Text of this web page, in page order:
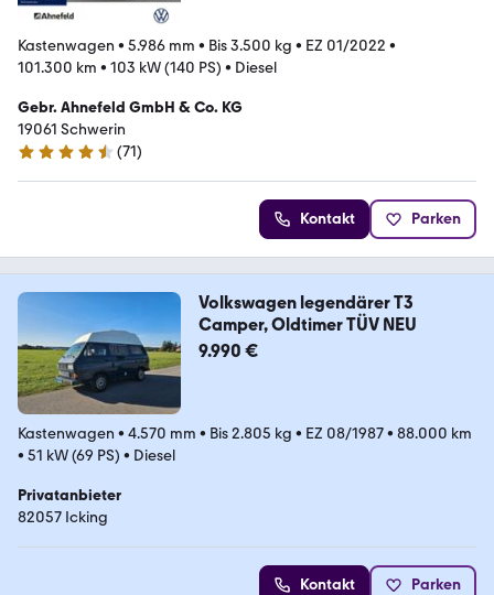
Kastenwagen • 5.986 mm • Bis 3.500 kg • EZ 01/2022 •
101.300 km • 103 kW (140 PS) • Diesel
Gebr. Ahnefeld GmbH & Co. KG
19061 Schwerin
4.5 Sterne
(71)
Kontakt Parken
Volkswagen legendärer T3
Camper, Oldtimer TÜV NEU
9.990 €
Kastenwagen • 4.570 mm • Bis 2.805 kg • EZ 08/1987• 88.000 km
• 51 kW (69 PS) • Diesel
Privatanbieter
82057 Icking
Kontakt Parken